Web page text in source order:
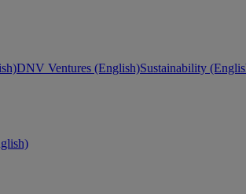
DNV Ventures (English)Sustainability